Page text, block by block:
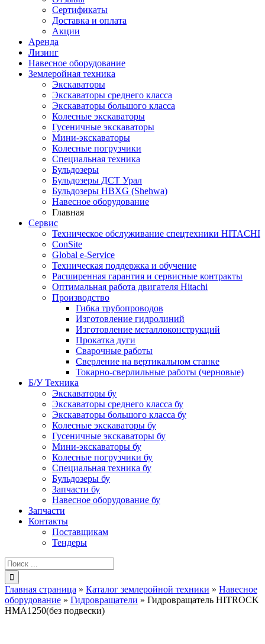
Сертификаты
Доставка и оплата
Акции
Аренда
Лизинг
Навесное оборудование
Землеройная техника
Экскаваторы
Экскаваторы среднего класса
Экскаваторы большого класса
Колесные экскаваторы
Гусеничные экскаваторы
Мини-экскаваторы
Колесные погрузчики
Специальная техника
Бульдозеры
Бульдозеры ДСТ Урал
Бульдозеры HBXG (Shehwa)
Навесное оборудование
Главная
Сервис
Техническое обслуживание спецтехники HITACHI
ConSite
Global e-Service
Техническая поддержка и обучение
Расширенная гарантия и сервисные контракты
Оптимальная работа двигателя Hitachi
Производство
Гибка трубопроводов
Изготовление гидролиний
Изготовление металлоконструкций
Прокатка дуги
Сварочные работы
Сверление на вертикальном станке
Токарно-сверлильные работы (черновые)
Б/У Техника
Экскаваторы бу
Экскаваторы среднего класса бу
Экскаваторы большого класса бу
Колесные экскаваторы бу
Гусеничные экскаваторы бу
Мини-экскаваторы бу
Колесные погрузчики бу
Специальная техника бу
Бульдозеры бу
Запчасти бу
Навесное оборудование бу
Запчасти
Контакты
Поставщикам
Тендеры
Результат
поиска:
Главная страница » Каталог землеройной техники » Навесное
оборудование » Гидровращатели » Гидровращатель HITROCK
HMA1250(без подвески)